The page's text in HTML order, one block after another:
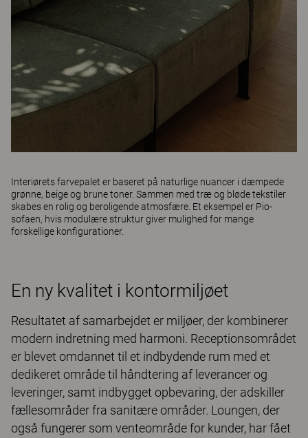
Interiørets farvepalet er baseret på naturlige nuancer i dæmpede
grønne, beige og brune toner. Sammen med træ og bløde tekstiler
skabes en rolig og beroligende atmosfære. Et eksempel er Pio-
sofaen, hvis modulære struktur giver mulighed for mange
forskellige konfigurationer.
En ny kvalitet i kontormiljøet
Resultatet af samarbejdet er miljøer, der kombinerer
modern indretning med harmoni. Receptionsområdet
er blevet omdannet til et indbydende rum med et
dedikeret område til håndtering af leverancer og
leveringer, samt indbygget opbevaring, der adskiller
fællesområder fra sanitære områder. Loungen, der
også fungerer som venteområde for kunder, har fået